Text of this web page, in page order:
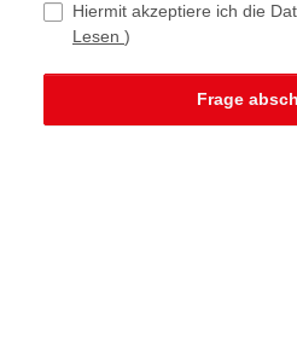
Hiermit akzeptiere ich die
Lesen )
Frage